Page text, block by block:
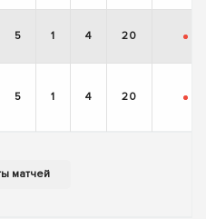
5 1 4 20 -
5 1 4 20 -